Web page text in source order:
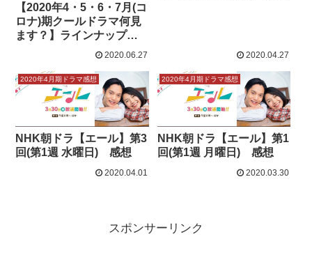
【2020年4・5・6・7月(コ
ロナ)期クールドラマ何見
ます？】ラインナップ一
覧とキャスト表と期待値
2020.06.27 2020.04.27
2020年4月期ドラマ感想
NHK朝ドラ【エール】第3
回(第1週 水曜日) 感想
2020.04.01
2020年4月期ドラマ感想
NHK朝ドラ【エール】第1
回(第1週 月曜日) 感想
2020.03.30
スポンサーリンク